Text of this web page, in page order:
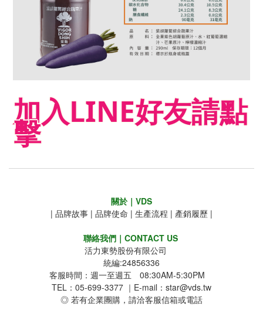
加入LINE好友請點
擊
關於｜VDS
| 品牌故事 | 品牌使命 | 生產流程 | 產銷履歷 |
聯絡我們｜CONTACT US
活力東勢股份有限公司
統編:24856336
客服時間：週一至週五 08:30AM-5:30PM
TEL：05-699-3377 ｜E-mail：star@vds.tw
◎ 若有企業團購，請洽客服信箱或電話